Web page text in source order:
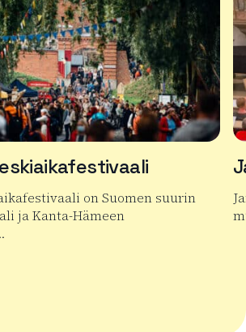
on Suomen suurin
ja Kanta-Hämeen